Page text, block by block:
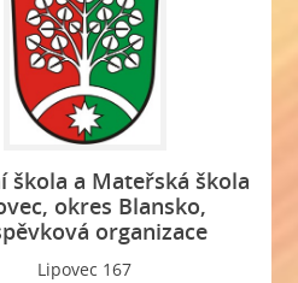
škola a Mateřská škola
okres Blansko,
organizace
Lipovec 167